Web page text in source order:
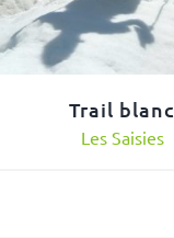
Trail blanc
Les Saisies